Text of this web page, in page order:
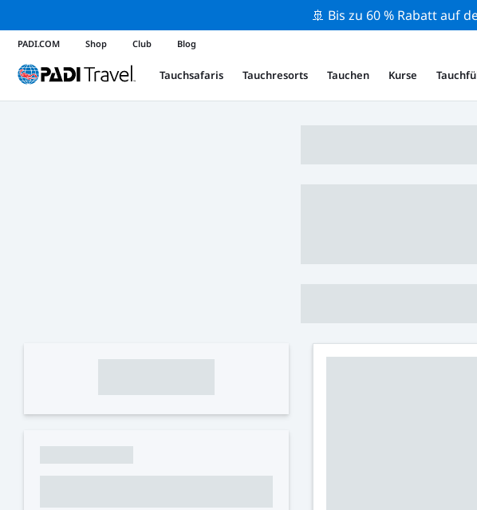
🚢 Bis zu 60 % Rabatt auf
PADI.COM Shop Club Blog
Tauchsafaris Tauchresorts Tauchen Kurse